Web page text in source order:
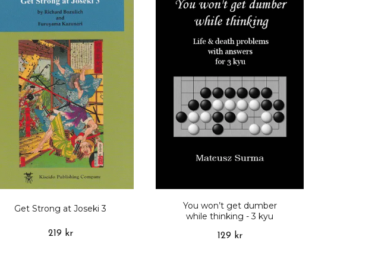
Get Strong at Joseki 3
219 kr
You won’t get dumber
while thinking - 3 kyu
129 kr